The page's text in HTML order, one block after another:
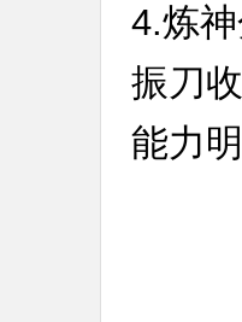
4.炼
振刀
能力